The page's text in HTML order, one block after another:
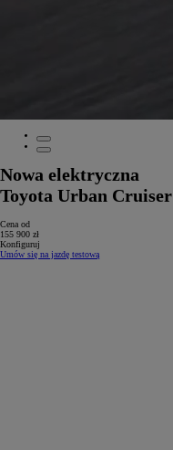
Nowa elektryczna
Toyota Urban Cruiser
Cena od
155 900 zł
Konfiguruj
Umów się na jazdę testową